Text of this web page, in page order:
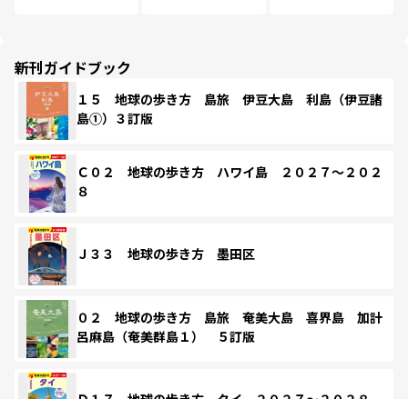
新刊ガイドブック
１５ 地球の歩き方 島旅 伊豆大島 利島（伊豆諸
島①）３訂版
Ｃ０２ 地球の歩き方 ハワイ島 ２０２７～２０２
８
Ｊ３３ 地球の歩き方 墨田区
０２ 地球の歩き方 島旅 奄美大島 喜界島 加計
呂麻島（奄美群島１） ５訂版